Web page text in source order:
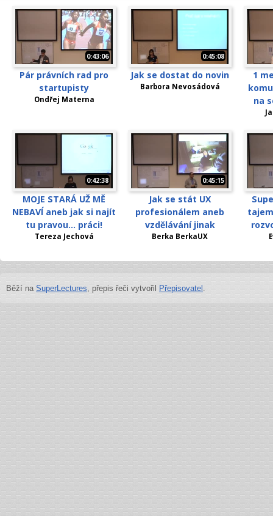
0:43:06
Pár právních rad pro
startupisty
Ondřej Materna
0:45:08
Jak se dostat do novin
Barbora Nevosádová
1
na
0:42:38
MOJE STARÁ UŽ MĚ
NEBAVÍ aneb jak si najít
tu pravou... práci!
Tereza Jechová
0:45:15
Jak se stát UX
profesionálem aneb
vzdělávání jinak
Berka BerkaUX
Běží na SuperLectures, přepis řeči vytvořil Přepisovatel .